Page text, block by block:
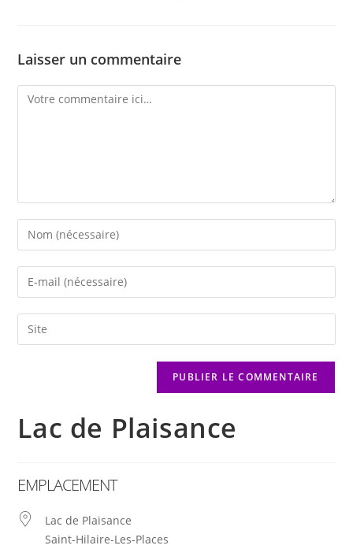
Laisser un commentaire
Lac de Plaisance
EMPLACEMENT
Lac de Plaisance
Saint-Hilaire-Les-Places